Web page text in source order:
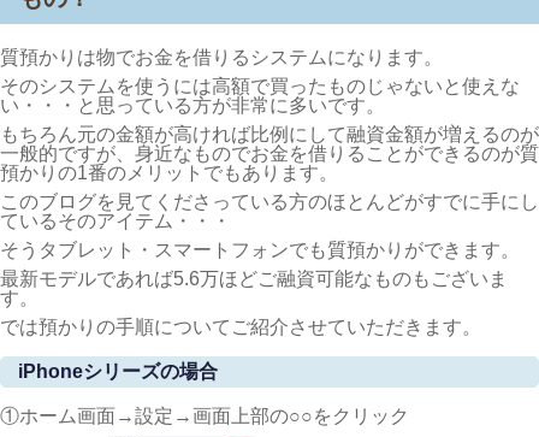
質預かりは物でお金を借りるシステムになります。
そのシステムを使うには高額で買ったものじゃないと使えな
い・・・と思っている方が非常に多いです。
もちろん元の金額が高ければ比例にして融資金額が増えるのが
一般的ですが、身近なものでお金を借りることができるのが質
預かりの1番のメリットでもあります。
このブログを見てくださっている方のほとんどがすでに手にし
ているそのアイテム・・・
そうタブレット・スマートフォンでも質預かりができます。
最新モデルであれば5.6万ほどご融資可能なものもございま
す。
では預かりの手順についてご紹介させていただきます。
iPhoneシリーズの場合
①ホーム画面→設定→画面上部の○○をクリック